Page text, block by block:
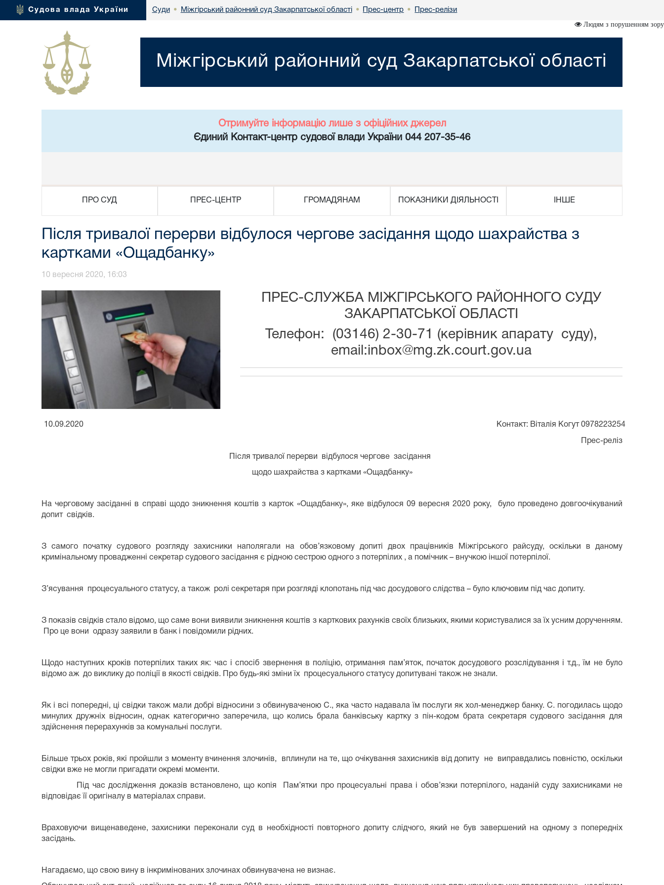
Судова влада України Суди • Міжгірський районний суд Закарпатської області • Прес-центр • Прес-релізи
Людям з порушенням зору
Міжгірський районний суд Закарпатської області
Отримуйте інформацію лише з офіційних джерел
Єдиний Контакт-центр судової влади України 044 207-35-46
ПРО СУД ПРЕС-ЦЕНТР ГРОМАДЯНАМ ПОКАЗНИКИ ДІЯЛЬНОСТІ ІНШЕ
Після тривалої перерви відбулося чергове засідання щодо шахрайства з
картками «Ощадбанку»
10 вересня 2020, 16:03
ПРЕС-СЛУЖБА МІЖГІРСЬКОГО РАЙОННОГО СУДУ
ЗАКАРПАТСЬКОЇ ОБЛАСТІ
Телефон: (03146) 2-30-71 (керівник апарату суду),
email:inbox@mg.zk.court.gov.ua
10.09.2020 Контакт: Віталія Когут 0978223254
Прес-реліз
Після тривалої перерви відбулося чергове засідання
щодо шахрайства з картками «Ощадбанку»
На черговому засіданні в справі щодо зникнення коштів з карток «Ощадбанку», яке відбулося 09 вересня 2020 року, було проведено довгоочікуваний
допит свідків.
З самого початку судового розгляду захисники наполягали на обов’язковому допиті двох працівників Міжгірського райсуду, оскільки в даному
кримінальному провадженні секретар судового засідання є рідною сестрою одного з потерпілих , а помічник – внучкою іншої потерпілої.
З’ясування процесуального статусу, а також ролі секретаря при розгляді клопотань під час досудового слідства – було ключовим під час допиту.
З показів свідків стало відомо, що саме вони виявили зникнення коштів з карткових рахунків своїх близьких, якими користувалися за їх усним дорученням.
Про це вони одразу заявили в банк і повідомили рідних.
Щодо наступних кроків потерпілих таких як: час і спосіб звернення в поліцію, отримання пам’яток, початок досудового розслідування і т.д., їм не було
відомо аж до виклику до поліції в якості свідків. Про будь-які зміни їх процесуального статусу допитувані також не знали.
Як і всі попередні, ці свідки також мали добрі відносини з обвинуваченою С., яка часто надавала їм послуги як хол-менеджер банку. С. погодилась щодо
минулих дружніх відносин, однак категорично заперечила, що колись брала банківську картку з пін-кодом брата секретаря судового засідання для
здійснення перерахунків за комунальні послуги.
Більше трьох років, які пройшли з моменту вчинення злочинів, вплинули на те, що очікування захисників від допиту не виправдались повністю, оскільки
свідки вже не могли пригадати окремі моменти.
Під час дослідження доказів встановлено, що копія Пам’ятки про процесуальні права і обов’язки потерпілого, наданій суду захисниками не
відповідає її оригіналу в матеріалах справи.
Враховуючи вищенаведене, захисники переконали суд в необхідності повторного допиту слідчого, який не був завершений на одному з попередніх
засідань.
Нагадаємо, що свою вину в інкримінованих злочинах обвинувачена не визнає.